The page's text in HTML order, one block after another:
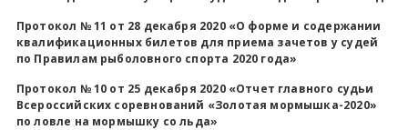
Протокол № 11 от 28 декабря 2020 «О форме и содержании
квалификационных билетов для приема зачетов у судей
по Правилам рыболовного спорта 2020 года»
Протокол № 10 от 25 декабря 2020 «Отчет главного судьи
Всероссийских соревнований «Золотая мормышка-2020»
по ловле на мормышку со льда»